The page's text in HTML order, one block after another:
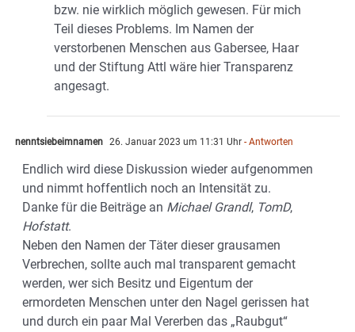
bzw. nie wirklich möglich gewesen. Für mich
Teil dieses Problems. Im Namen der
verstorbenen Menschen aus Gabersee, Haar
und der Stiftung Attl wäre hier Transparenz
angesagt.
nenntsiebeimnamen 26. Januar 2023 um 11:31 Uhr - Antworten
Endlich wird diese Diskussion wieder aufgenommen
und nimmt hoffentlich noch an Intensität zu.
Danke für die Beiträge an Michael Grandl, TomD,
Hofstatt.
Neben den Namen der Täter dieser grausamen
Verbrechen, sollte auch mal transparent gemacht
werden, wer sich Besitz und Eigentum der
ermordeten Menschen unter den Nagel gerissen hat
und durch ein paar Mal Vererben das „Raubgut“